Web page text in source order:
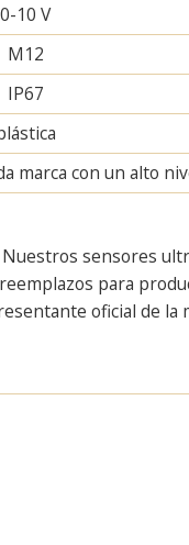
0-10 V
M12
IP67
marca con un alto
sensores
para
oficial de la